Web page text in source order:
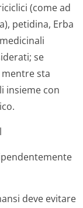
(come ad
petidina, Erba
se
sta
insieme con
deve evitare